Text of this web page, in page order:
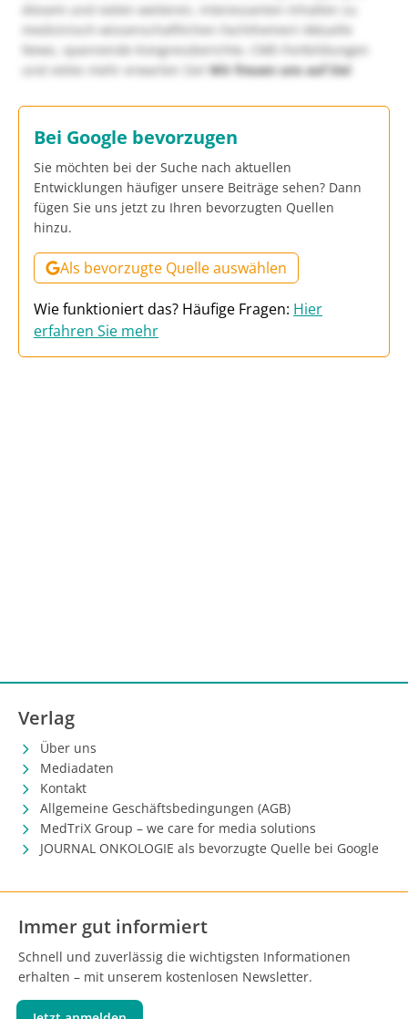
diesem und vielen weiteren, interessanten Inhalten zu
medizinisch-wissenschaftlichen Fachthemen! Aktuelle
News, spannende Kongressberichte, CME-Fortbildungen
und vieles mehr erwarten Sie!Wir freuen uns auf Sie!
Bei Google bevorzugen
Sie möchten bei der Suche nach aktuellen
Entwicklungen häufiger unsere Beiträge sehen? Dann
fügen Sie uns jetzt zu Ihren bevorzugten Quellen
hinzu.
Als bevorzugte Quelle auswählen
Wie funktioniert das? Häufige Fragen: Hier
erfahren Sie mehr
Verlag
Über uns
Mediadaten
Kontakt
Allgemeine Geschäftsbedingungen (AGB)
MedTriX Group – we care for media solutions
JOURNAL ONKOLOGIE als bevorzugte Quelle bei Google
Immer gut informiert
Schnell und zuverlässig die wichtigsten Informationen
erhalten – mit unserem kostenlosen Newsletter.